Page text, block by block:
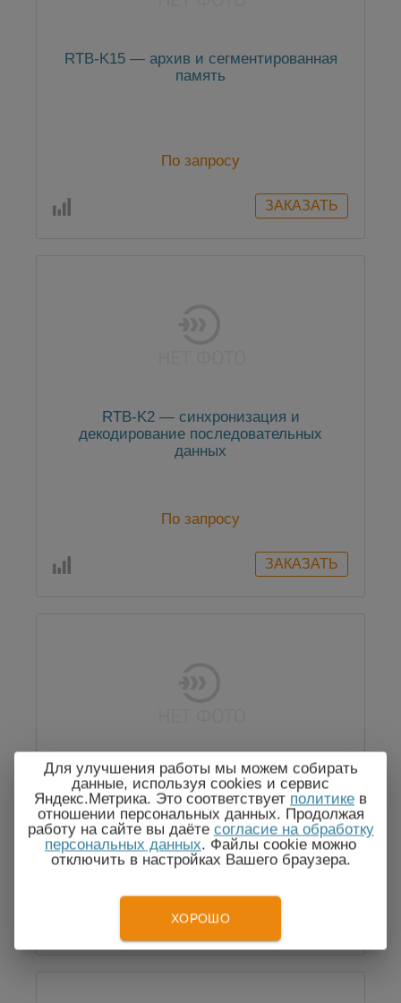
RTB-K15 — архив и сегментированная
память
По запросу
RTB-K2 — синхронизация и
декодирование последовательных
данных
По запросу
RTB-K3 — синхронизация и
декодирование последовательных
данных CAN/LIN
Для улучшения работы мы можем собирать
данные, используя cookies и сервис
Яндекс.Метрика. Это соответствует политике в
отношении персональных данных. Продолжая
работу на сайте вы даёте согласие на обработку
персональных данных. Файлы cookie можно
отключить в настройках Вашего браузера.
ХОРОШО